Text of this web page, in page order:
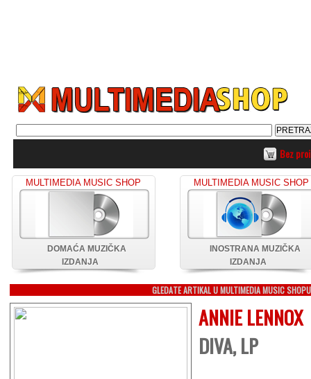
Bez
MULTIMEDIA MUSIC SHOP
DOMAĆA MUZIČKA
IZDANJA
MULTIMEDIA MUSIC SHOP
INOSTRANA MUZIČKA
IZDANJA
GLEDATE ARTIKAL U MULTIMEDIA MUSIC SHOPU
ANNIE LENNOX
DIVA, LP